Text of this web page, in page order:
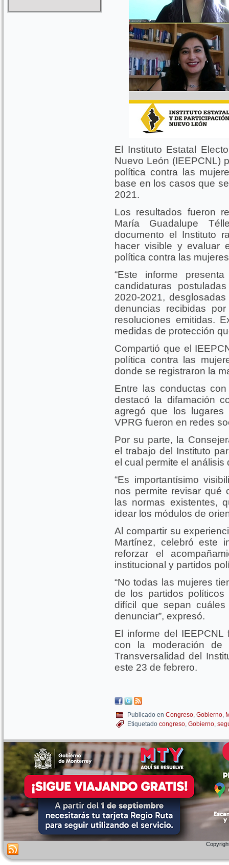
El Instituto Estatal
Nuevo León (IEEPCNL)
política contra las
base en los casos que
2021.
Los resultados fueron
María Guadalupe
documento el Instituto
hacer visible y evaluar
política contra las
“Este informe
candidaturas
2020-2021,
denuncias recibidas
resoluciones emitidas.
medidas de protección
Compartió que el
política contra las
donde se registraron la
Entre las conductas
destacó la difamación
agregó que los lugares
VPRG fueron en redes
Por su parte, la
el trabajo del Instituto
el cual permite el análisis
“Es importantísimo
nos permite revisar qué
las normas existentes,
idear los módulos de
Al compartir su
Martínez, celebró este
reforzar el
institucional y partidos
“No todas las mujeres
de los partidos
difícil que sepan
denunciar”, expresó.
El informe del
con la moderación de
Transversalidad del
este 23 de febrero.
Publicado en Congreso, Gobierno,
Etiquetado congreso, Gobierno,